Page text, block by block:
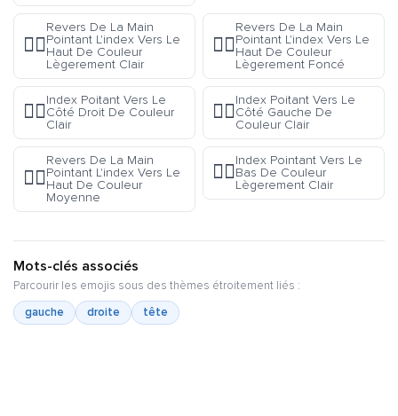
👆🏼
Revers De La Main
Pointant L'index Vers Le
Haut De Couleur
Lègerement Clair
👆🏾
Revers De La Main
Pointant L'index Vers Le
Haut De Couleur
Lègerement Foncé
👉🏻
Index Poitant Vers Le
Côté Droit De Couleur
Clair
👈🏻
Index Poitant Vers Le
Côté Gauche De
Couleur Clair
👆🏽
Revers De La Main
Pointant L'index Vers Le
Haut De Couleur
Moyenne
👇🏼
Index Pointant Vers Le
Bas De Couleur
Lègerement Clair
Mots-clés associés
Parcourir les emojis sous des thèmes étroitement liés :
gauche
droite tête